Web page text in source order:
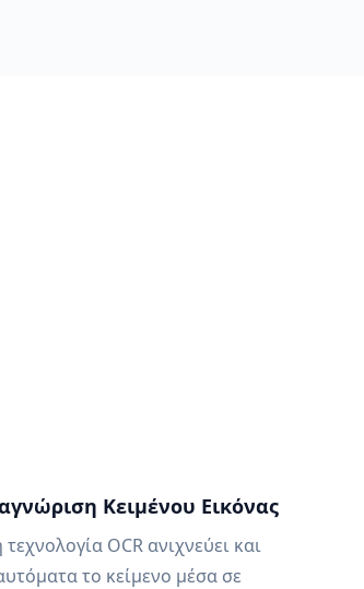
Κειμένου Εικόνας
OCR ανιχνεύει και
το κείμενο μέσα σε